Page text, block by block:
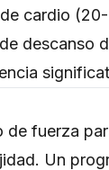
cardio
descanso
de fuerza
Un